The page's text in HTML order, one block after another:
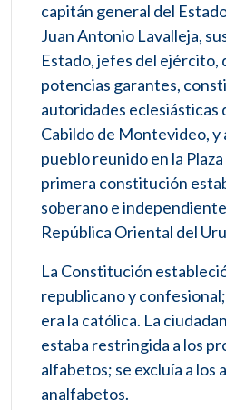
capitán general del
Juan Antonio Lavalleja,
Estado, jefes del ejército,
potencias garantes,
autoridades eclesiásticas
Cabildo de Montevideo, y
pueblo reunido en la
primera constitución
soberano e
República Oriental del
La Constitución
republicano y
era la católica. La
estaba restringida a los
alfabetos; se excluía a los
analfabetos.